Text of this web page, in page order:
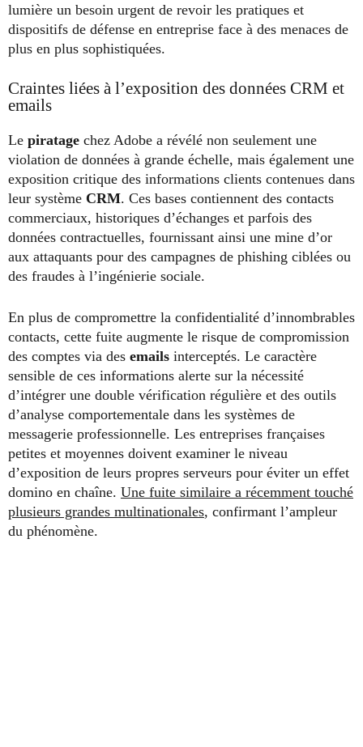
lumière un besoin urgent de revoir les pratiques et
dispositifs de défense en entreprise face à des menaces de
plus en plus sophistiquées.
Craintes liées à l’exposition des données CRM et
emails
Le piratage chez Adobe a révélé non seulement une
violation de données à grande échelle, mais également une
exposition critique des informations clients contenues dans
leur système CRM. Ces bases contiennent des contacts
commerciaux, historiques d’échanges et parfois des
données contractuelles, fournissant ainsi une mine d’or
aux attaquants pour des campagnes de phishing ciblées ou
des fraudes à l’ingénierie sociale.
En plus de compromettre la confidentialité d’innombrables
contacts, cette fuite augmente le risque de compromission
des comptes via des emails interceptés. Le caractère
sensible de ces informations alerte sur la nécessité
d’intégrer une double vérification régulière et des outils
d’analyse comportementale dans les systèmes de
messagerie professionnelle. Les entreprises françaises
petites et moyennes doivent examiner le niveau
d’exposition de leurs propres serveurs pour éviter un effet
domino en chaîne. Une fuite similaire a récemment touché
plusieurs grandes multinationales, confirmant l’ampleur
du phénomène.